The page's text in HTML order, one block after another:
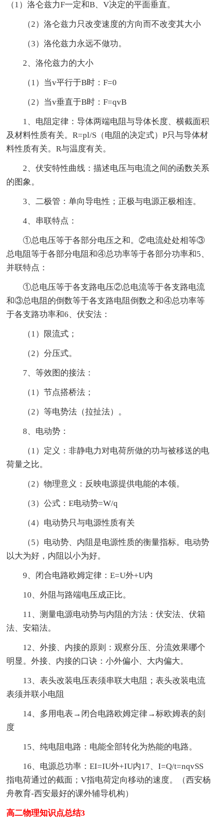
（1）洛仑兹力F一定和B、V决定的平面垂直。
（2）洛仑兹力只改变速度的方向而不改变其大小
（3）洛伦兹力永远不做功。
2、洛伦兹力的大小
（1）当v平行于B时：F=0
（2）当v垂直于B时：F=qvB
1、电阻定律：导体两端电阻与导体长度、横截面积
及材料性质有关。R=pl/S（电阻的决定式）P只与导体材
料性质有关。R与温度有关。
2、伏安特性曲线：描述电压与电流之间的函数关系
的图象。
3、二极管：单向导电性；正极与电源正极相连。
4、串联特点：
①总电压等于各部分电压之和。②电流处处相等③
总电阻等于各部分电阻和④总功率等于各部分功率和5、
并联特点：
①总电压等于各支路电压②总电流等于各支路电流
和③总电阻的倒数等于各支路电阻倒数之和④总功率等
于各支路功率和6、伏安法：
（1）限流式；
（2）分压式。
7、等效图的接法：
（1）节点搭桥法；
（2）等电势法（拉扯法）。
8、电动势：
（1）定义：非静电力对电荷所做的功与被移送的电
荷量之比。
（2）物理意义：反映电源提供电能的本领。
（3）公式：E电动势=W/q
（4）电动势只与电源性质有关
（5）电动势、内阻是电源性质的衡量指标。电动势
以大为好，内阻以小为好。
9、闭合电路欧姆定律：E=U外+U内
10、外阻与路端电压成正比。
11、测量电源电动势与内阻的方法：伏安法、伏箱
法、安箱法。
12、外接、内接的原则：观察分压、分流效果哪个
明显。外接、内接的口诀：小外偏小、大内偏大。
13、表头改装电压表须串联大电阻；表头改装电流
表须并联小电阻
14、多用电表→闭合电路欧姆定律→标欧姆表的刻
度
15、纯电阻电路：电能全部转化为热能的电路。
16、电源总功率：EI=IU外+IU内17、I=Q/t=nqvSS
指电荷通过的截面；V指电荷定向移动的速度。（西安杨
舟教育-西安最好的课外辅导机构）
高二物理知识点总结3